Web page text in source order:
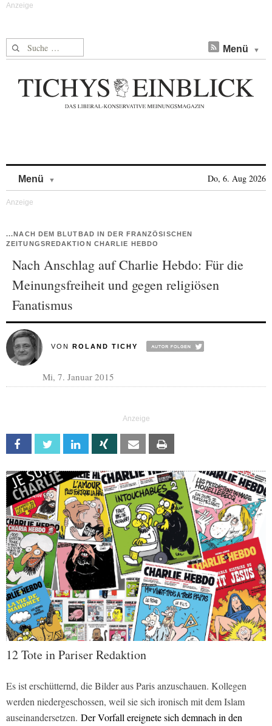
Suche nach: Menü
Menü Do, 6. Aug 2026
...NACH DEM BLUTBAD IN DER FRANZÖSISCHEN
ZEITUNGSREDAKTION CHARLIE HEBDO
Nach Anschlag auf Charlie Hebdo: Für die
Meinungsfreiheit und gegen religiösen
Fanatismus
VON ROLAND TICHY
Mi, 7. Januar 2015
Facebook Twitter Linkedin Xing Email
12 Tote in Pariser Redaktion
Es ist erschütternd, die Bilder aus Paris anzuschauen. Kollegen
werden niedergeschossen, weil sie sich ironisch mit dem Islam
auseinandersetzen. Der Vorfall ereignete sich demnach in den